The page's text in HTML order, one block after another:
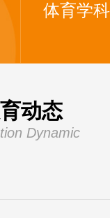
体育学科
动态
Dynamic